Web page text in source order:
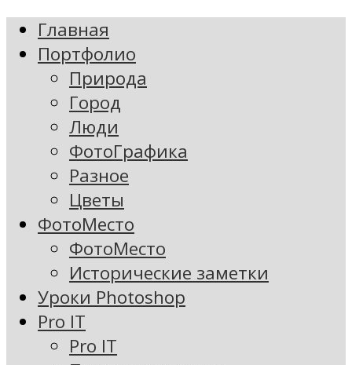
Главная
Портфолио
Природа
Город
Люди
ФотоГрафика
Разное
Цветы
ФотоМесто
ФотоМесто
Исторические заметки
Уроки Photoshop
Pro IT
Pro IT